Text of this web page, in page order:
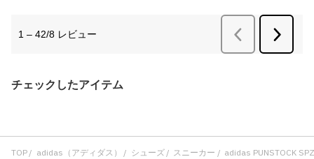
チェックしたアイテム
TOP adidas（アディダス） シューズ スニーカー
adidas PUNSTOCK